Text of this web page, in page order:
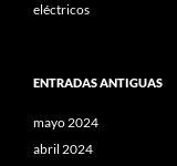
eléctricos
ENTRADAS ANTIGUAS
mayo 2024
abril 2024